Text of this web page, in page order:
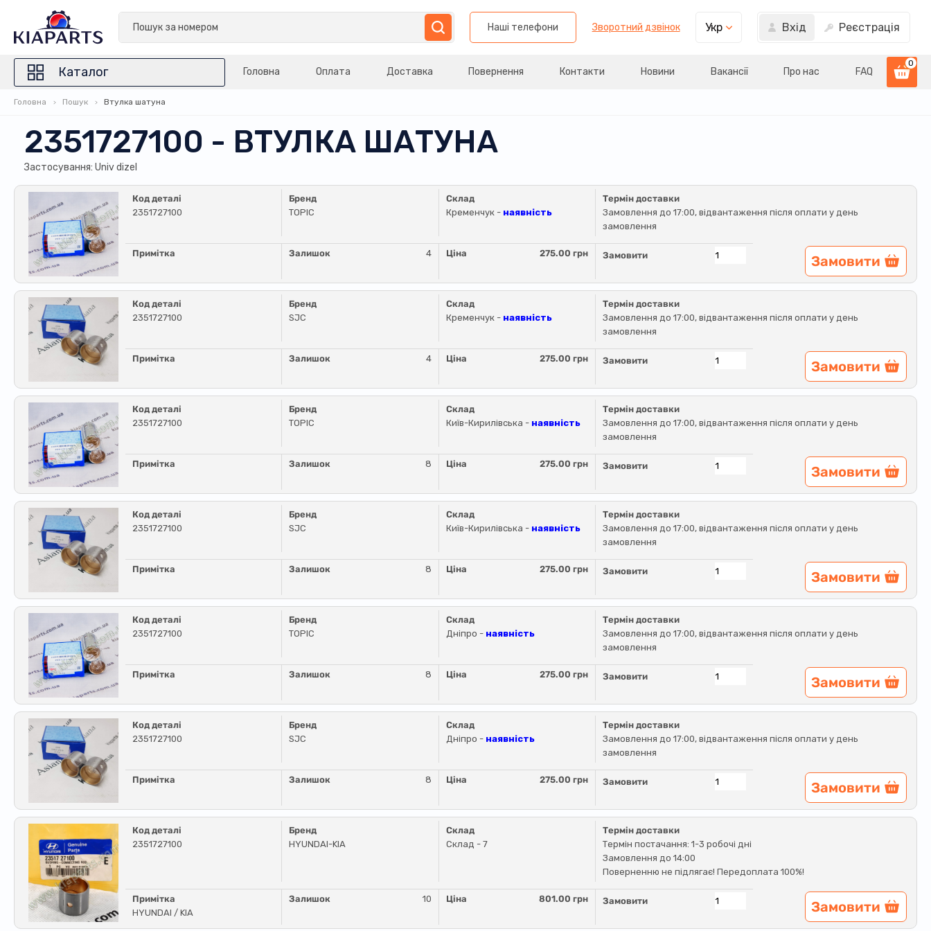
Наші телефони Зворотний дзвінок Укр Вхід Реєстрація
Каталог Головна Оплата Доставка Повернення Контакти Новини Вакансії Про нас FAQ
0
Головна Пошук Втулка шатуна
2351727100 - ВТУЛКА ШАТУНА
Застосування: Univ dizel
Код деталі
2351727100
Бренд
TOPIC
Склад
Кременчук - наявність
Термін доставки
Замовлення до 17:00, відвантаження після оплати у день
замовлення
Примітка Залишок 4 Ціна 275.00 грн Замовити Замовити
Код деталі
2351727100
Бренд
SJC
Склад
Кременчук - наявність
Термін доставки
Замовлення до 17:00, відвантаження після оплати у день
замовлення
Примітка Залишок 4 Ціна 275.00 грн Замовити Замовити
Код деталі
2351727100
Бренд
TOPIC
Склад
Київ-Кирилівська - наявність
Термін доставки
Замовлення до 17:00, відвантаження після оплати у день
замовлення
Примітка Залишок 8 Ціна 275.00 грн Замовити Замовити
Код деталі
2351727100
Бренд
SJC
Склад
Київ-Кирилівська - наявність
Термін доставки
Замовлення до 17:00, відвантаження після оплати у день
замовлення
Примітка Залишок 8 Ціна 275.00 грн Замовити Замовити
Код деталі
2351727100
Бренд
TOPIC
Склад
Дніпро - наявність
Термін доставки
Замовлення до 17:00, відвантаження після оплати у день
замовлення
Примітка Залишок 8 Ціна 275.00 грн Замовити Замовити
Код деталі
2351727100
Бренд
SJC
Склад
Дніпро - наявність
Термін доставки
Замовлення до 17:00, відвантаження після оплати у день
замовлення
Примітка Залишок 8 Ціна 275.00 грн Замовити Замовити
Код деталі
2351727100
Бренд
HYUNDAI-KIA
Склад
Склад - 7
Термін доставки
Термін постачання: 1-3 робочі дні
Замовлення до 14:00
Поверненню не підлягає! Передоплата 100%!
Примітка
HYUNDAI / KIA
Залишок 10 Ціна 801.00 грн Замовити Замовити